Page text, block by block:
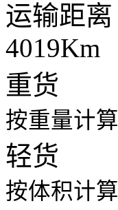
运输距离
4019Km
重货
按重量计算
轻货
按体积计算